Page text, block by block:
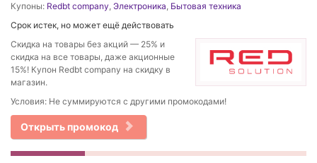
Купоны: Redbt company, Электроника, Бытовая техника
Срок истек, но может ещё действовать
Скидка на товары без акций — 25% и
скидка на все товары, даже акционные
15%! Купон Redbt company на скидку в
магазин.
Условия: Не суммируются с другими промокодами!
Открыть промокод